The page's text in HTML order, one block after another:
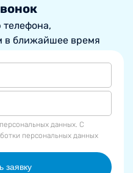
телефона,
в ближайшее время
данных. С
персональных данных
заявку